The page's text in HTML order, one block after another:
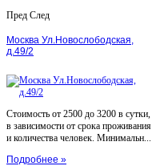
Пред След
Москва Ул.Новослободская,
д.49/2
Стоимость от 2500 до 3200 в сутки,
в зависимости от срока проживания
и количества человек. Минимальн...
Подробнее »